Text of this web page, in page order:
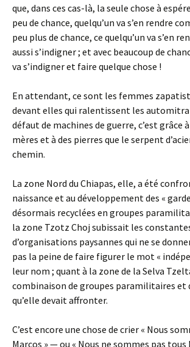
que, dans ces cas-là, la seule chose à
peu de chance, quelqu’un va s’en rendre
peu plus de chance, ce quelqu’un va s’en
aussi s’indigner ; et avec beaucoup de
va s’indigner et faire quelque chose !
En attendant, ce sont les femmes
devant elles qui ralentissent les
défaut de machines de guerre, c’est grâce
mères et à des pierres que le serpent
chemin.
La zone Nord du Chiapas, elle, a été
naissance et au développement des «
désormais recyclées en groupes
la zone Tzotz Choj subissait les
d’organisations paysannes qui ne se
pas la peine de faire figurer le mot «
leur nom ; quant à la zone de la Selva
combinaison de groupes paramilitaires et
qu’elle devait affronter.
C’est encore une chose de crier « Nous
Marcos » — ou « Nous ne sommes pas tous